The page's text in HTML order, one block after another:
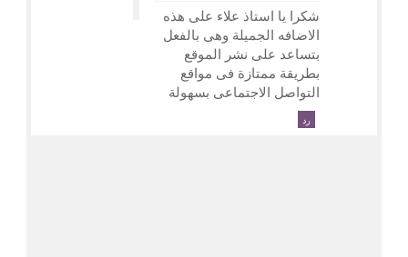
شكرا يا استاذ علاء على هذه
الاضافه الجميلة وهى بالفعل
بتساعد على نشر الموقع
بطريقة ممتازة فى مواقع
التواصل الاجتماعى بسهولة
رد